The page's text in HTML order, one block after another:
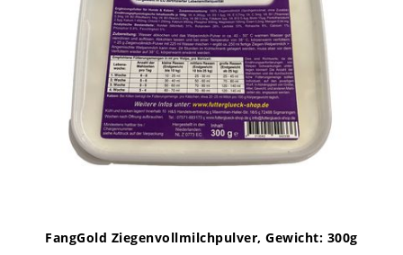
FangGold Ziegenvollmilchpulver, Gewicht: 300g